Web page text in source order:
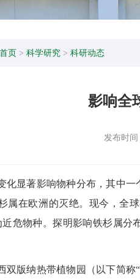
首页 > 科学研究 > 科研动态
影响全
发布时间
化显著影响物种分布，其中一
属在欧洲的灭绝。现今，全
危物种。探明影响铁杉属分
双版纳热带植物园（以下简称“